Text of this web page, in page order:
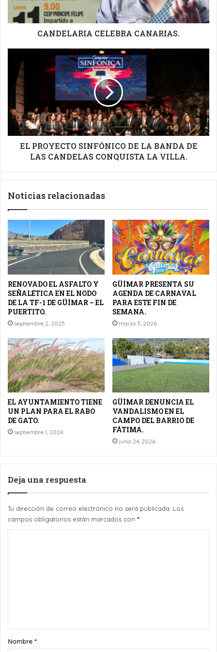
CANDELARIA CELEBRA CANARIAS.
PROYECTO
SINFÓNICO
BANDA
DE
LAS
CANDELAS
CONQUISTA
EL PROYECTO SINFÓNICO DE LA BANDA DE
LAS CANDELAS CONQUISTA LA VILLA.
Noticias relacionadas
RENOVADO EL ASFALTO Y
SEÑALÉTICA EN EL NODO
DE LA TF-1 DE GÜÍMAR – EL
PUERTITO.
septiembre 2, 2025
GÜÍMAR PRESENTA SU
AGENDA DE CARNAVAL
PARA ESTE FIN DE
SEMANA.
marzo 3, 2026
EL AYUNTAMIENTO TIENE
UN PLAN PARA EL RABO
DE GATO.
septiembre 1, 2024
GÜÍMAR DENUNCIA EL
VANDALISMO EN EL
CAMPO DEL BARRIO DE
FÁTIMA.
junio 24, 2026
Deja una respuesta
Tu dirección de correo electrónico no será publicada. Los
campos obligatorios están marcados con *
rNombre *